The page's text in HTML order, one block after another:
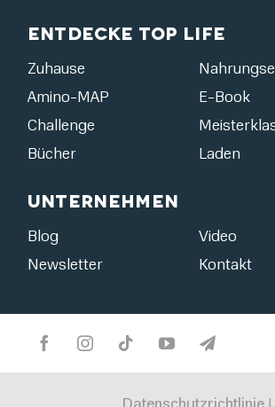
Entdecke Top Life
Zuhause
Amino-MAP
E-Book
Challenge
Bücher
Laden
Unternehmen
Blog
Video
Newsletter
Kontakt
|